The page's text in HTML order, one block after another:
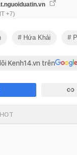
+7)
Hứa Khải
Kenh14.vn trên